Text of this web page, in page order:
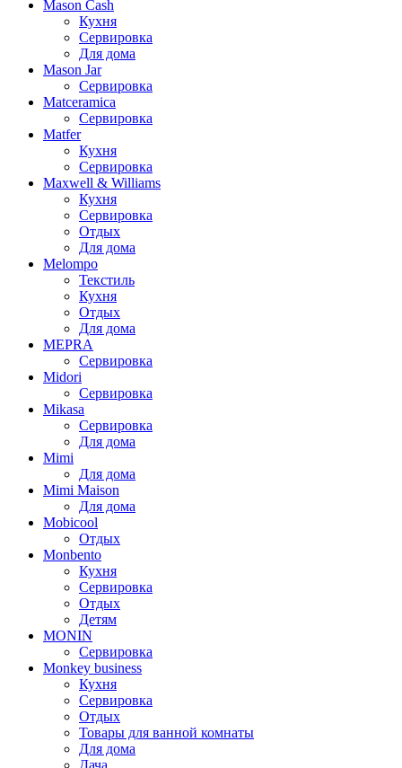
Mason Cash
Кухня
Сервировка
Для дома
Mason Jar
Сервировка
Matceramica
Сервировка
Matfer
Кухня
Сервировка
Maxwell & Williams
Кухня
Сервировка
Отдых
Для дома
Melompo
Текстиль
Кухня
Отдых
Для дома
MEPRA
Сервировка
Midori
Сервировка
Mikasa
Сервировка
Для дома
Mimi
Для дома
Mimi Maison
Для дома
Mobicool
Отдых
Monbento
Кухня
Сервировка
Отдых
Детям
MONIN
Сервировка
Monkey business
Кухня
Сервировка
Отдых
Товары для ванной комнаты
Для дома